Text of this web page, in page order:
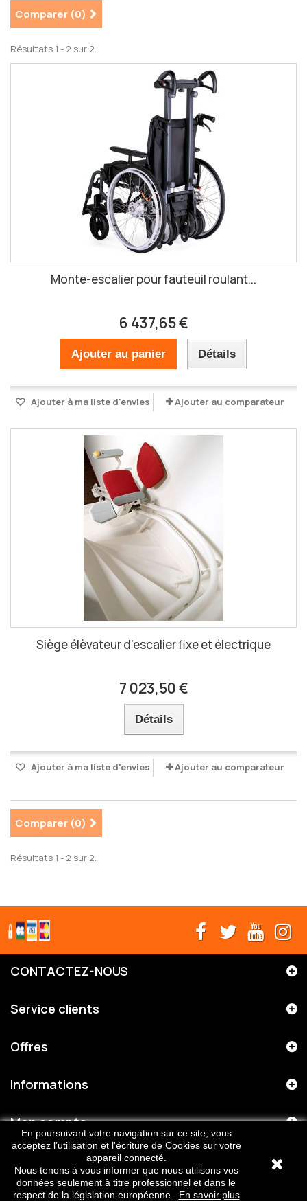
Comparer (0)
Résultats 1 - 2 sur 2.
Monte-escalier pour fauteuil roulant...
6 437,65 €
Ajouter au panier Détails
Ajouter à ma liste d'envies Ajouter au comparateur
Siège élèvateur d'escalier fixe et électrique
7 023,50 €
Détails
Ajouter à ma liste d'envies Ajouter au comparateur
Comparer (0)
Résultats 1 - 2 sur 2.
CONTACTEZ-NOUS
Service clients
Offres
Informations
Copright © 2026 - Medinov - Tous droits réservés
Mon compte
En poursuivant votre navigation sur ce site, vous
acceptez l’utilisation et l'écriture de Cookies sur votre
appareil connecté.
Nous tenons à vous informer que nous utilisons vos
données seulement à titre professionnel et dans le
respect de la législation européenne.
En savoir plus